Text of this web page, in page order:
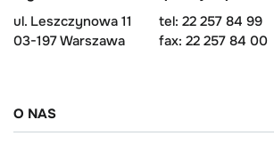
ul. Leszczynowa 11
03-197 Warszawa
tel: 22 257 84 99
fax: 22 257 84 00
O NAS